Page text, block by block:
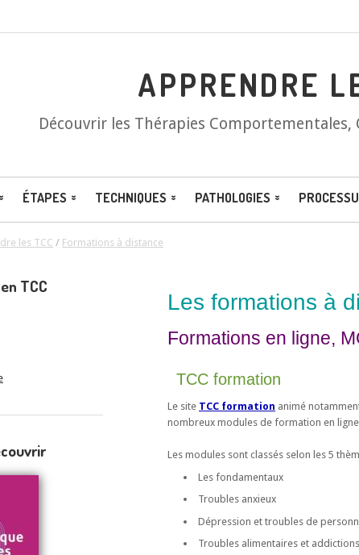
APPRENDRE
Découvrir les Thérapies
ÉTAPES TECHNIQUES PATHOLOGIES
les TCC / Formations à distance
Les formations à
Formations en ligne,
TCC formation
Le site TCC formation animé
nombreux modules de formation en
Les modules sont classés selon les 5
Les fondamentaux
Troubles anxieux
Dépression et troubles de
Troubles alimentaires et addictions
TCC